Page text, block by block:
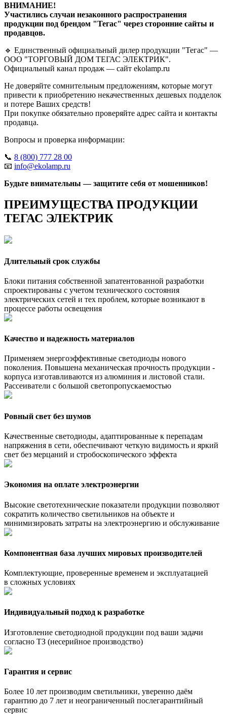
ВНИМАНИЕ!
Участились случаи незаконного распространения
продукции под брендом "Тегас" через сторонние сайты и
продавцов.
🔹 Единственный официальный дилер продукции "Тегас" —
ООО "ТОРГОВЫЙ ДОМ ТЕГАС ЭЛЕКТРИК".
Официальный канал продаж — сайт ekolamp.ru
Не доверяйте сомнительным предложениям, которые могут
привести к приобретению некачественных дешевых подделок
и потере Ваших средств!
При покупке обязательно проверяйте адрес сайта и контакты
продавца.
Вопросы и проверка информации:
📞 8 (800) 777 28 00
📧 info@ekolamp.ru
Будьте внимательны — защитите себя от мошенников!
ПРЕИМУЩЕСТВА ПРОДУКЦИИ
ТЕГАС ЭЛЕКТРИК
Длительный срок службы
Блоки питания собственной запатентованной разработки
спроектированы с учетом технического состояния
электрических сетей и тех проблем, которые возникают в
процессе работы освещения
Качество и надежность материалов
Применяем энергоэффективные светодиоды нового
поколения. Повышена механическая прочность продукции -
корпуса изготавливаются из алюминия и листовой стали.
Рассеиватели с большой светопропускаемостью
Ровный свет без шумов
Качественные светодиоды, адаптированные к перепадам
напряжения в сети, обеспечивают четкую видимость и яркий
свет без мерцаний и стробоскопического эффекта
Экономия на оплате электроэнергии
Высокие светотехнические показатели продукции позволяют
сократить количество светильников на объекте и
минимизировать затраты на электроэнергию и обслуживание
Компонентная база лучших мировых производителей
Комплектующие, проверенные временем и эксплуатацией
в сложных условиях
Индивидуальный подход к разработке
Изготовление светодиодной продукции под ваши задачи
согласно ТЗ (несерийное производство)
Гарантия и сервис
Более 10 лет производим светильники, уверенно даём
гарантию до 7 лет и неограниченный послегарантийный
сервис